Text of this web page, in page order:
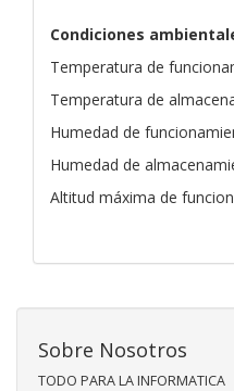
Condiciones
Temperatura de
Temperatura de
Humedad de
Humedad de
Altitud máxima de
Sobre Nosotros
TODO PARA LA INFORMATICA